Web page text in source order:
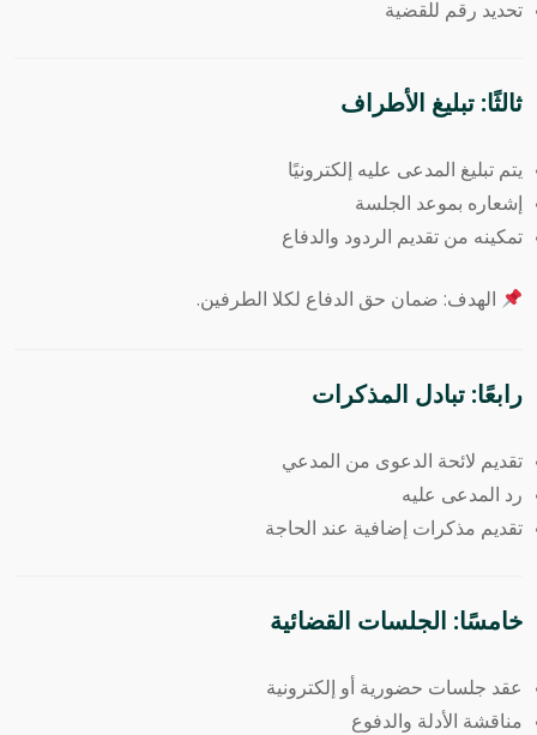
تحديد رقم للقضية
ثالثًا: تبليغ الأطراف
يتم تبليغ المدعى عليه إلكترونيًا
إشعاره بموعد الجلسة
تمكينه من تقديم الردود والدفاع
الهدف: ضمان حق الدفاع لكلا الطرفين.
رابعًا: تبادل المذكرات
تقديم لائحة الدعوى من المدعي
رد المدعى عليه
تقديم مذكرات إضافية عند الحاجة
خامسًا: الجلسات القضائية
عقد جلسات حضورية أو إلكترونية
مناقشة الأدلة والدفوع